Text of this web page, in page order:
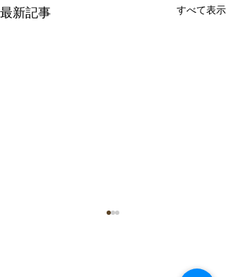
最新記事 すべて表示